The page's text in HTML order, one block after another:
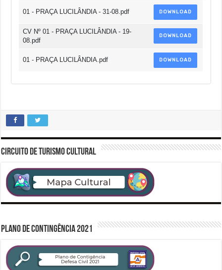
01 - PRAÇA LUCILÂNDIA - 31-08.pdf DOWNLOAD
CV Nº 01 - PRAÇA LUCILÂNDIA - 19-
08.pdf
DOWNLOAD
01 - PRAÇA LUCILÂNDIA.pdf DOWNLOAD
CIRCUITO DE TURISMO CULTURAL
PLANO DE CONTINGÊNCIA 2021